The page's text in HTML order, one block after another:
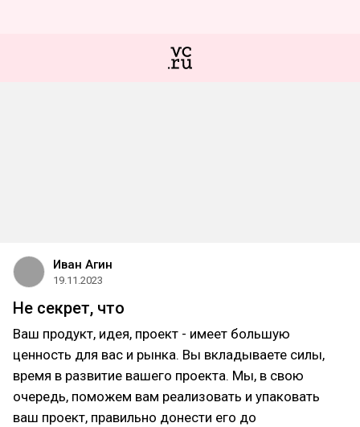
Иван Агин
19.11.2023
Не секрет, что
Ваш продукт, идея, проект - имеет большую
ценность для вас и рынка. Вы вкладываете силы,
время в развитие вашего проекта. Мы, в свою
очередь, поможем вам реализовать и упаковать
ваш проект, правильно донести его до